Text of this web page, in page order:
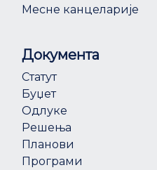
Месне канцеларије
Документа
Статут
Буџет
Одлуке
Решења
Планови
Програми